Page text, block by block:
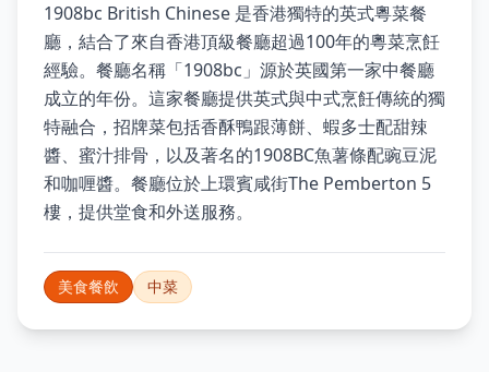
1908bc British Chinese 是香港獨特的英式粵菜餐
廳，結合了來自香港頂級餐廳超過100年的粵菜烹飪
經驗。餐廳名稱「1908bc」源於英國第一家中餐廳
成立的年份。這家餐廳提供英式與中式烹飪傳統的獨
特融合，招牌菜包括香酥鴨跟薄餅、蝦多士配甜辣
醬、蜜汁排骨，以及著名的1908BC魚薯條配豌豆泥
和咖喱醬。餐廳位於上環賓咸街The Pemberton 5
樓，提供堂食和外送服務。
美食餐飲 中菜